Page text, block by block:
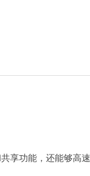
享功能，还能够高